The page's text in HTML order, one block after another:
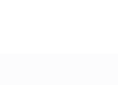
bruk i krevende